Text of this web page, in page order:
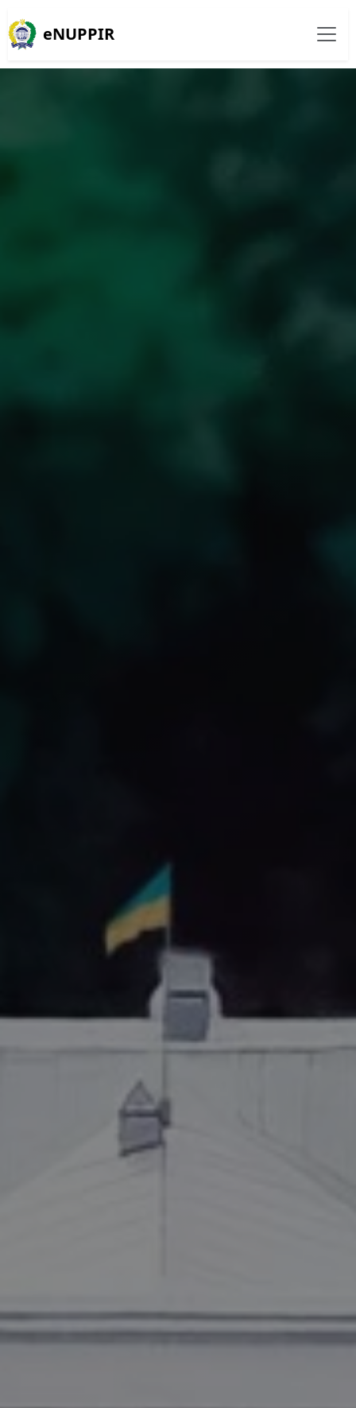
eNUPPIR